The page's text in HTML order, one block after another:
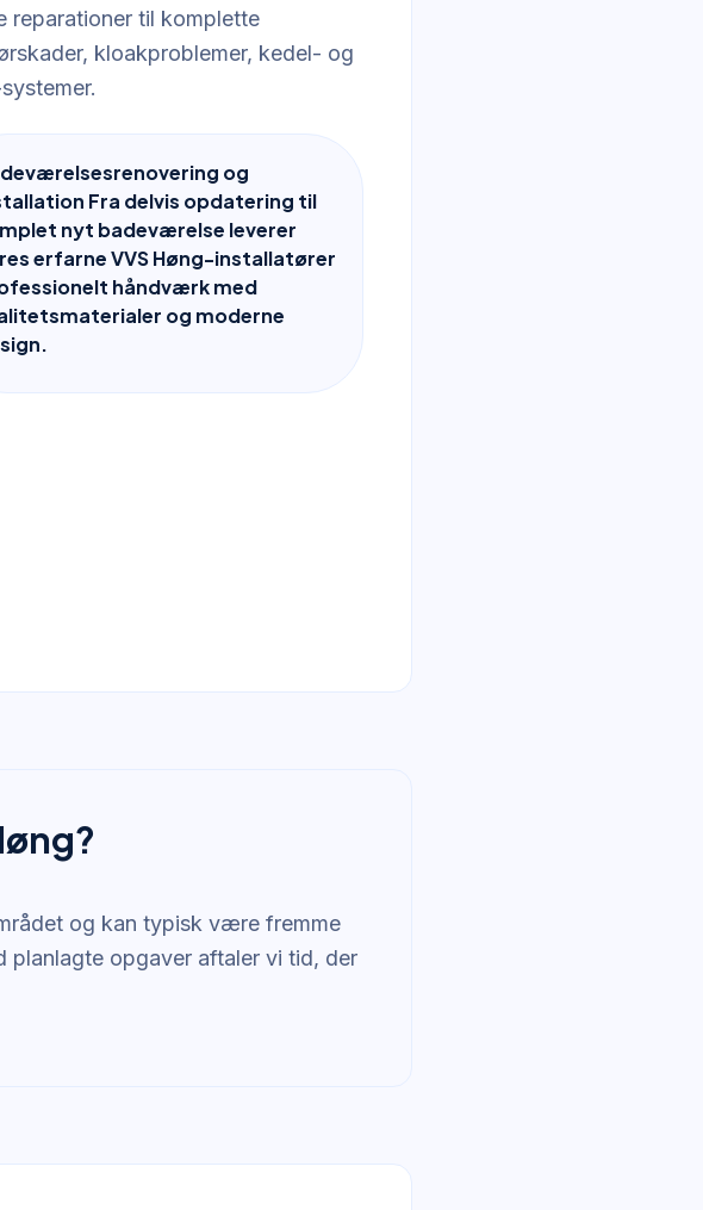
reparationer til komplette
kloakproblemer, kedel- og
og
Fra delvis opdatering til
nyt badeværelse leverer
erfarne VVS Høng-installatører
håndværk med
og moderne
og kan typisk være fremme
planlagte opgaver aftaler vi tid, der